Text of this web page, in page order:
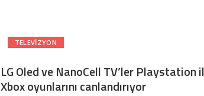
TELEVIZYON
LG Oled ve NanoCell TV’ler Playstation
Xbox oyunlarını canlandırıyor